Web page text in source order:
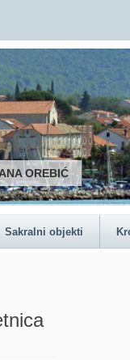
OREBIĆ
Sakralni objekti